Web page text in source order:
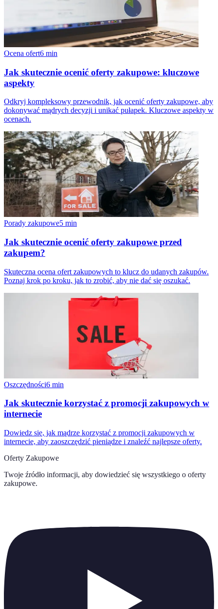
Ocena ofert6 min
Jak skutecznie ocenić oferty zakupowe: kluczowe
aspekty
Odkryj kompleksowy przewodnik, jak ocenić oferty zakupowe, aby
dokonywać mądrych decyzji i unikać pułapek. Kluczowe aspekty w
ocenach.
Porady zakupowe5 min
Jak skutecznie ocenić oferty zakupowe przed
zakupem?
Skuteczna ocena ofert zakupowych to klucz do udanych zakupów.
Poznaj krok po kroku, jak to zrobić, aby nie dać się oszukać.
Oszczędności6 min
Jak skutecznie korzystać z promocji zakupowych w
internecie
Dowiedz się, jak mądrze korzystać z promocji zakupowych w
internecie, aby zaoszczędzić pieniądze i znaleźć najlepsze oferty.
Oferty Zakupowe
Twoje źródło informacji, aby dowiedzieć się wszystkiego o oferty
zakupowe.